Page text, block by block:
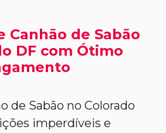
Canhão de Sabão
DF com Ótimo
de Sabão no Colorado
imperdíveis e